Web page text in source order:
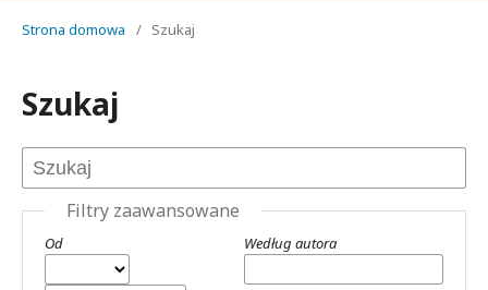
Strona domowa / Szukaj
Szukaj
Filtry zaawansowane
Od Według autora